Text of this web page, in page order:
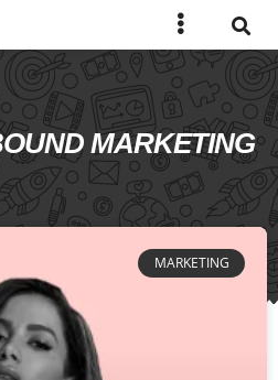
MARKETING
MARKETING